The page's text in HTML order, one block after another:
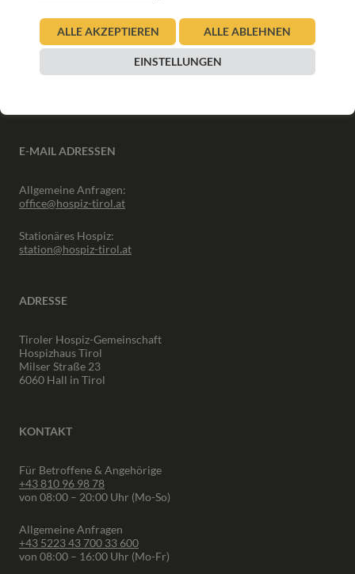
Downloads
Interner Bereich
Partner
E-MAIL ADRESSEN
Allgemeine Anfragen:
office@hospiz-tirol.at
Stationäres Hospiz:
station@hospiz-tirol.at
ADRESSE
Tiroler Hospiz-Gemeinschaft
Hospizhaus Tirol
Milser Straße 23
6060 Hall in Tirol
KONTAKT
Für Betroffene & Angehörige
+43 810 96 98 78
von 08:00 – 20:00 Uhr (Mo-So)
Allgemeine Anfragen
+43 5223 43 700 33 600
von 08:00 – 16:00 Uhr (Mo-Fr)
ALLE AKZEPTIEREN ALLE ABLEHNEN
EINSTELLUNGEN